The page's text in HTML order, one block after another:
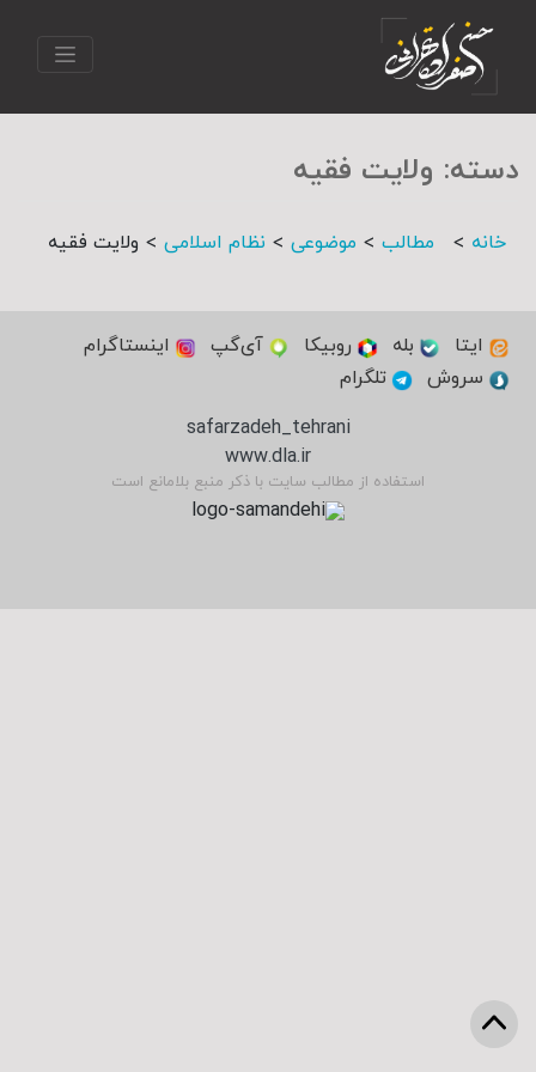
دسته: ولایت فقیه
خانه > مطالب > موضوعی > نظام اسلامی > ولایت فقیه
ایتا بله روبیکا آی‌گپ
اینستاگرام
سروش
تلگرام
safarzadeh_tehrani
www.dla.ir
استفاده از مطالب سایت با ذکر منبع بلامانع است